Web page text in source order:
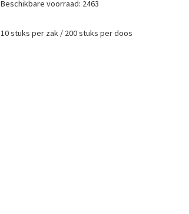
Beschikbare voorraad: 2463
10 stuks per zak / 200 stuks per doos